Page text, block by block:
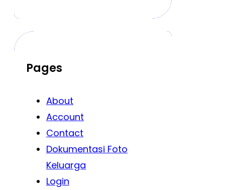
Pages
About
Account
Contact
Dokumentasi Foto
Keluarga
Login